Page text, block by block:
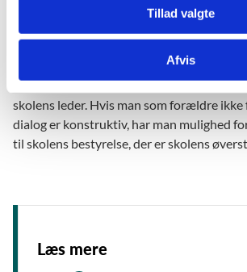
Tillad valgte
Afvis
elevs forældre ser forskelligt på en sag.
man holder fast i den gode dialog. I første
naturligvis samtalen med enten en
skolens leder. Hvis man som forældre ikke
dialog er konstruktiv, har man mulighed
til skolens bestyrelse, der er skolens
Læs mere